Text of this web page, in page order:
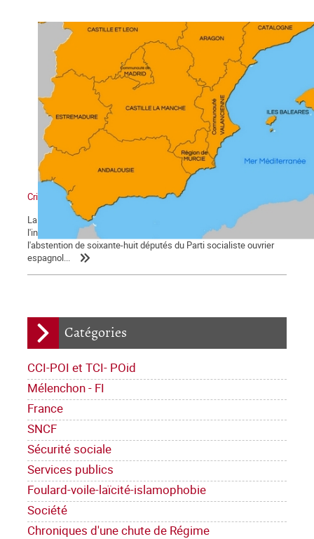
Catégories
CCI-POI et TCI- POid
Mélenchon - FI
France
SNCF
Sécurité sociale
Services publics
Foulard-voile-laïcité-islamophobie
Société
Chroniques d'une chute de Régime
Crise de la Monarchie espagnole : La brèche
La crise politique de l'État espagnol monte d'un cran avec
l'investiture du président sortant, Mariano Rajoy, grâce à
l'abstention de soixante-huit députés du Parti socialiste ouvrier
espagnol...